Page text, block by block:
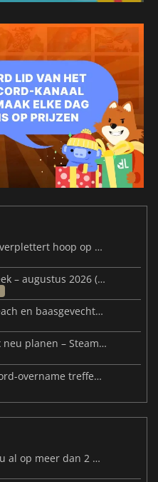
Steam Frame-prijs lekt uit en verplettert hoop op betaalbare VR
Niuwe Videogames van de week – augustus 2026 (week 32)
Palworld-update maakt Sunreach en baasgevechten stabieler
Microsoft könnte Project Helix neu planen – Steam-Support wackelt
Malware-kaarten en een Discord-overname treffen Meccha Chameleon
Resident Evil Veronica staat nu al op meer dan 2 miljoen verlanglijstjes